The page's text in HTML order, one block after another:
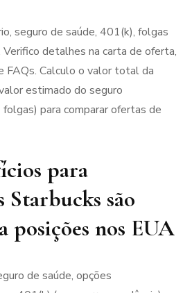
seguro de saúde, 401(k), folgas
Verifico detalhes na carta de oferta,
FAQs. Calculo o valor total da
estimado do seguro
para comparar ofertas de
para
são
posições nos EUA
de saúde, opções